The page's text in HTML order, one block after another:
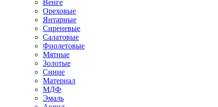
Венге
Ореховые
Янтарные
Сиреневые
Салатовые
Фиолетовые
Мятные
Золотые
Синие
Материал
МДФ
Эмаль